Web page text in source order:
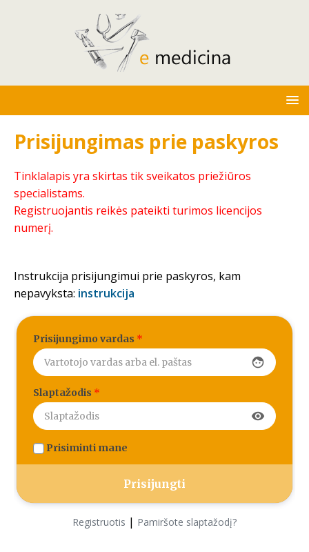
Prisijungimas prie paskyros
Tinklalapis yra skirtas tik sveikatos priežiūros
specialistams.
Registruojantis reikės pateikti turimos licencijos
numerį.
Instrukcija prisijungimui prie paskyros, kam
nepavyksta: instrukcija
Prisijungimo vardas *
face
Slaptažodis *
visibility
Prisiminti mane
Registruotis | Pamiršote slaptažodį?